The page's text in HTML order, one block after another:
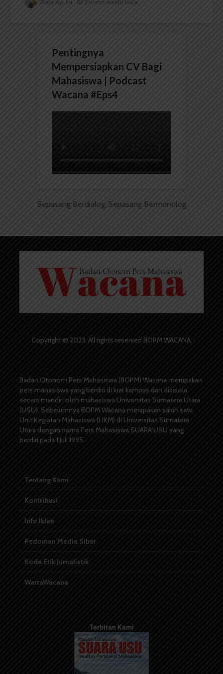
Rosa Ayulia 5 menit waktu baca
Pentingnya
Mempersiapkan CV Bagi
Mahasiswa | Podcast
Wacana #Eps4
Sepasang Berdialog, Sepasang Bermonolog
Copyright © 2023. All rights reserved BOPM WACANA.
Badan Otonom Pers Mahasiswa (BOPM) Wacana merupakan
pers mahasiswa yang berdiri di luar kampus dan dikelola
secara mandiri oleh mahasiswa Universitas Sumatera Utara
(USU). Sebelumnya BOPM Wacana merupakan salah satu
Unit Kegiatan Mahasiswa (UKM) di Universitas Sumatera
Utara dengan nama Pers Mahasiswa SUARA USU yang
berdiri pada 1 Juli 1995.
Tentang Kami
Kontribusi
Info Iklan
Pedoman Media Siber
Kode Etik Jurnalistik
WartaWacana
Terbitan Kami